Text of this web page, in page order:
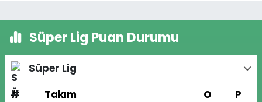
Süper Lig Puan Durumu
Süper Lig
#
Takım O P